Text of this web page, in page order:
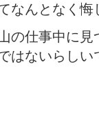
なんとなく
の仕事中に
はないらしい